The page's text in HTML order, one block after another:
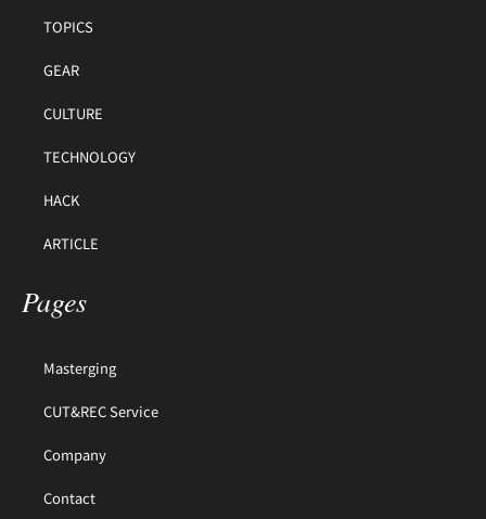
TOPICS
GEAR
CULTURE
TECHNOLOGY
HACK
ARTICLE
Pages
Masterging
CUT&REC Service
Company
Contact